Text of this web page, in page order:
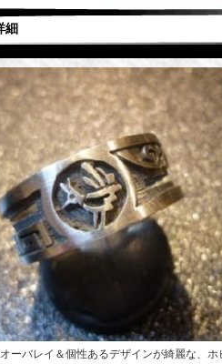
細
ーバレイ＆個性あるデザインが綺麗な、ホ